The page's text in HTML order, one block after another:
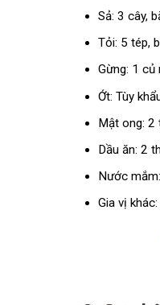
Sả: 3 cây,
Tỏi: 5 tép,
Gừng: 1 củ
Ớt: Tùy
Mật ong: 2
Dầu ăn: 2
Nước
Gia vị